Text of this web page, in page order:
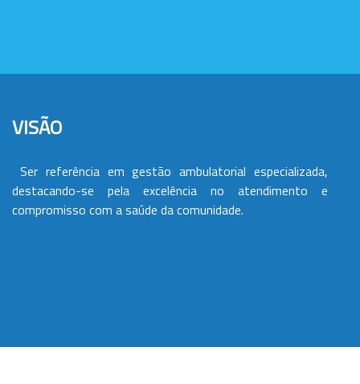
VISÃO
Ser referência em gestão ambulatorial especializada,
destacando-se pela excelência no atendimento e
compromisso com a saúde da comunidade.